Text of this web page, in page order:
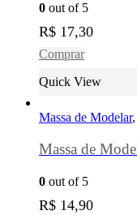
0 out of 5
R$ 17,30
Comprar
Quick View
Massa de Modelar,
Massa de
0 out of 5
R$ 14,90